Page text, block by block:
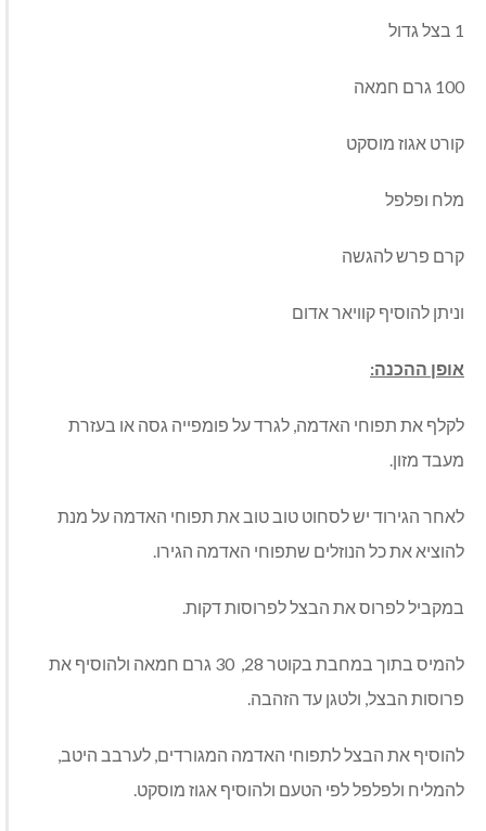
1 בצל גדול
100 גרם חמאה
קורט אגוז מוסקט
מלח ופלפל
קרם פרש להגשה
וניתן להוסיף קוויאר אדום
אופן ההכנה:
לקלף את תפוחי האדמה, לגרד על פומפייה גסה או בעזרת
מעבד מזון.
לאחר הגירוד יש לסחוט טוב טוב את תפוחי האדמה על מנת
להוציא את כל הנוזלים שתפוחי האדמה הגירו.
במקביל לפרוס את הבצל לפרוסות דקות.
להמיס בתוך במחבת בקוטר 28,
30 גרם חמאה ולהוסיף את
פרוסות הבצל, ולטגן עד הזהבה.
להוסיף את הבצל לתפוחי האדמה המגורדים, לערבב היטב,
להמליח ולפלפל לפי הטעם ולהוסיף אגוז מוסקט.